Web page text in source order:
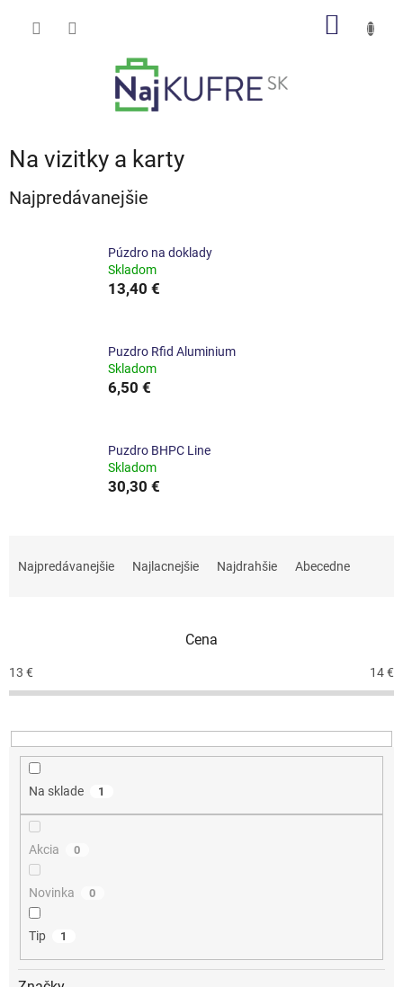
Na vizitky a karty
Najpredávanejšie
Púzdro na doklady
Skladom
13,40 €
Puzdro Rfid Aluminium
Skladom
6,50 €
Puzdro BHPC Line
Skladom
30,30 €
e
p
r
d
Najpredávanejšie Najlacnejšie Najdrahšie Abecedne
Cena
13 € 14€
Na sklade 1
Akcia 0
Novinka 0
Tip 1